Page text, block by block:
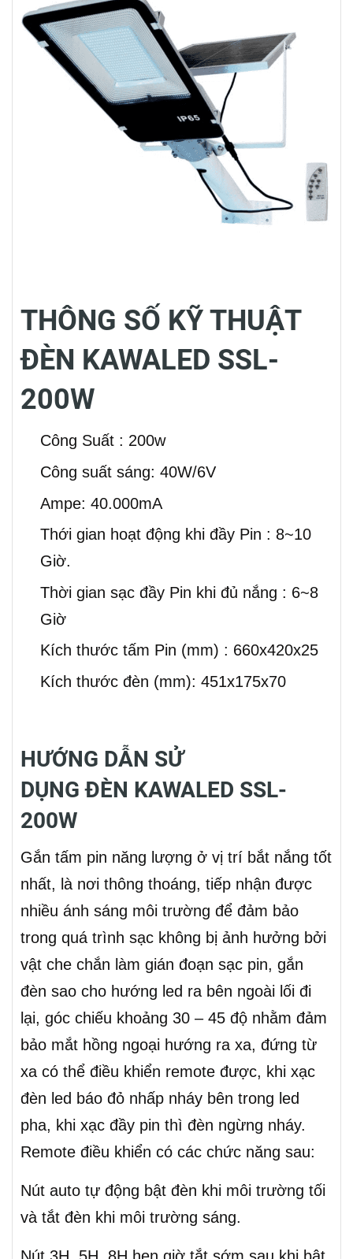
THÔNG SỐ KỸ THUẬT
ĐÈN KAWALED SSL-
200W
Công Suất : 200w
Công suất sáng: 40W/6V
Ampe: 40.000mA
Thới gian hoạt động khi đầy Pin : 8~10
Giờ.
Thời gian sạc đầy Pin khi đủ nắng : 6~8
Giờ
Kích thước tấm Pin (mm) : 660x420x25
Kích thước đèn (mm): 451x175x70
HƯỚNG DẪN SỬ
DỤNG ĐÈN KAWALED SSL-
200W
Gắn tấm pin năng lượng ở vị trí bắt nắng tốt
nhất, là nơi thông thoáng, tiếp nhận được
nhiều ánh sáng môi trường để đảm bảo
trong quá trình sạc không bị ảnh hưởng bởi
vật che chắn làm gián đoạn sạc pin, gắn
đèn sao cho hướng led ra bên ngoài lối đi
lại, góc chiếu khoảng 30 – 45 độ nhằm đảm
bảo mắt hồng ngoại hướng ra xa, đứng từ
xa có thể điều khiển remote được, khi xạc
đèn led báo đỏ nhấp nháy bên trong led
pha, khi xạc đầy pin thì đèn ngừng nháy.
Remote điều khiển có các chức năng sau:
Nút auto tự động bật đèn khi môi trường tối
và tắt đèn khi môi trường sáng.
Nút 3H, 5H, 8H hẹn giờ tắt sớm sau khi bật